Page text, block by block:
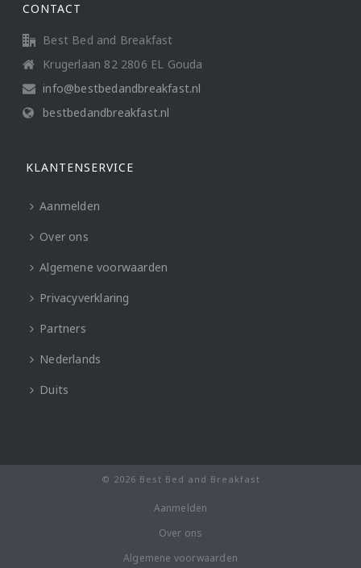
CONTACT
Best Bed and Breakfast
Krugerlaan 82 2806 EL Gouda
info@bestbedandbreakfast.nl
bestbedandbreakfast.nl
KLANTENSERVICE
Aanmelden
Over ons
Algemene voorwaarden
Privacyverklaring
Partners
Nederlands
Duits
© 2026 Best Bed and Breakfast
Aanmelden
Over ons
Algemene voorwaarden